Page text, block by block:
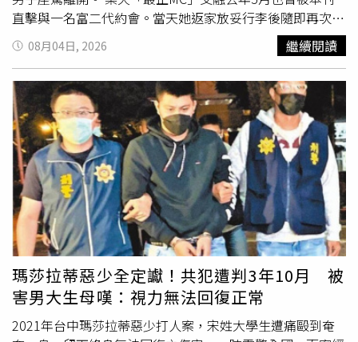
別提醒，「遇到情感詐騙切勿因關係複雜而退縮，務必堅持
走法律途徑報案，否則將完全失去討回權益的機會」。香菱
分享遭到高超騙術，讓主持人與專家來賓全體瞠目結舌。
（圖／和展影視提供）
直擊與一名富二代約會。當天她返家放妥行李後隨即再次出
門，熟門熟路坐上已在住家門口等候的保時捷911跑車。車
主一路驅車前往約10公里外的大直，短短不到20分鐘便抵
達目的地。抵達後，兩人先到茶飲店購買飲料，隨後在附近
散步逛街，最後一同前往賽車模擬器中心。男方體驗賽車遊
戲時，艾融則坐在一旁沙發陪伴，起初兩人有說有笑，之後
男方專注遊玩，她便安靜滑手機等待，絲毫不在意被晾在一
旁。Yuri因參加《全明星運動會4》與王齊麟結緣，2022年
兩度被目擊由王齊麟開名車接送。先是錄影結束後搭上他的
黑色賓士離開，不久後王齊麟高調分享新購入的白色保時捷
休旅車，Yuri結束工作時又被拍到熟門熟路坐上同款同車號
的保時捷副駕駛座返家。不過這段緣分並未延續，王齊麟之
後認愛「十元」陳詩媛，兩人如今已步入婚姻。Yuri當時也
澄清，自己與王齊麟只是朋友，「如果真的跟王齊麟有什
麼，我跟十元也不會這麼自然吧！」「中信兄弟」啦啦隊女
神啾啾（Julia）去年6月也曾被拍到由小6歲的樂天桃猿球
員陳晨威開著白色保時捷接送。當天她熟門熟路將行李放進
08月04日, 2026 繼續閱讀
瑪莎拉蒂惡少全定讞！共犯遭判3年10月 被
害男大生母嘆：視力無法回復正常
2021年台中瑪莎拉蒂惡少打人案，宋姓大學生遭痛毆到奄